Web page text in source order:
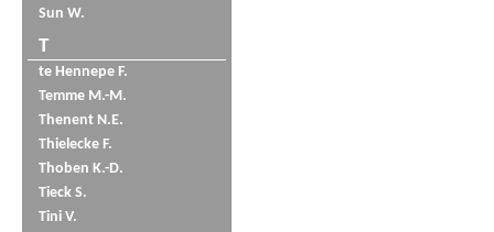
Sun W.
T
te Hennepe F.
Temme M.-M.
Thenent N.E.
Thielecke F.
Thoben K.-D.
Tieck S.
Tini V.